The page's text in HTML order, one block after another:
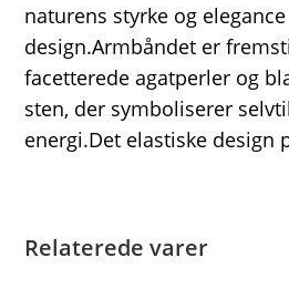
naturens styrke og
design.Armbåndet er
facetterede agatperler og
sten, der symboliserer
energi.Det elastiske design
Relaterede varer